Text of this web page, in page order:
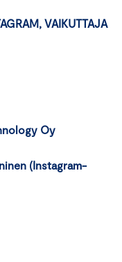
VAIKUTTAJA
Oy
(Instagram-